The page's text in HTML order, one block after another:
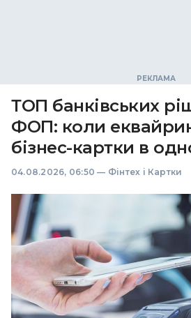
ТОП банківських
ФОП: коли
бізнес-картки в
04.08.2026, 06:50 — Фінтех і Картки